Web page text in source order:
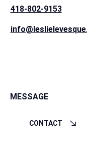
418-802-9153
MESSAGE
CONTACT